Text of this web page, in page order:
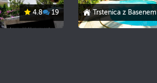
4.8 19 Trstenica z Basenem